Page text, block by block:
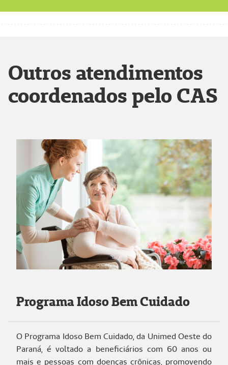
Outros atendimentos
coordenados pelo CAS
Programa Idoso Bem Cuidado
O Programa Idoso Bem Cuidado, da Unimed Oeste do
Paraná, é voltado a beneficiários com 60 anos ou
mais e pessoas com doenças crônicas, promovendo